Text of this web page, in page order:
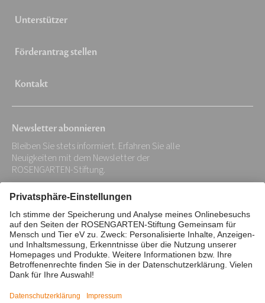
Unterstützer
Förderantrag stellen
Kontakt
Newsletter abonnieren
Bleiben Sie stets informiert. Erfahren Sie alle
Neuigkeiten mit dem Newsletter der
ROSENGARTEN-Stiftung.
Ihre
E-
Mail-
Adresse:
*
Impressum
Datenschutz
Barrierefreiheitserklärung